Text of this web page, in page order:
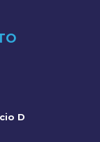
D